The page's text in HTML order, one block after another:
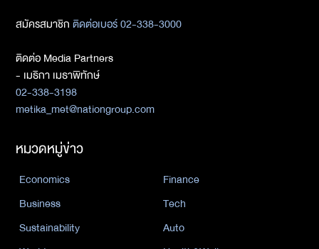
สมัครสมาชิกติดต่อเบอร์ 02-338-3000
ติดต่อ Media Partners
- เมธิกา เมธาพิทักษ์
02-338-3198
metika_met@nationgroup.com
หมวดหมู่ข่าว
Economics
Finance
Business
Tech
Sustainability
Auto